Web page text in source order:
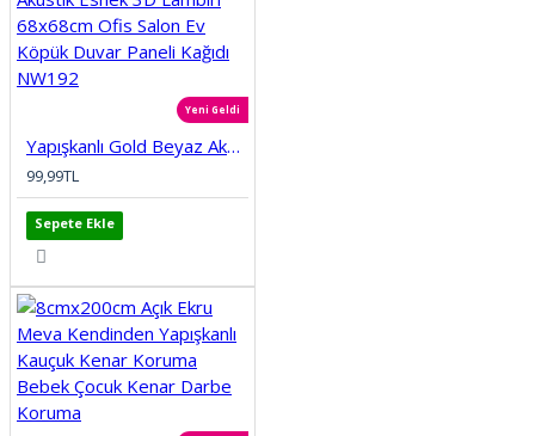
Yeni Geldi
Yapışkanlı Gold Beyaz Akustik Esnek 3D Lambiri 68x68cm Ofis Salon Ev Köpük Duvar Paneli Kağıdı NW192
99,99TL
Sepete Ekle